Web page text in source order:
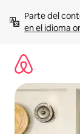
contenido
Parte del
en el idioma